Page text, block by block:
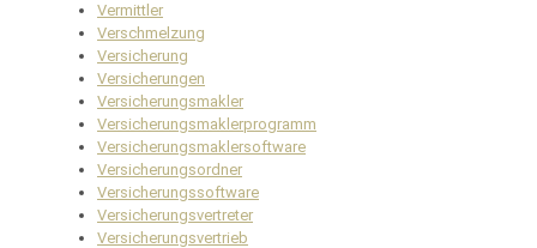
Vermittler
Verschmelzung
Versicherung
Versicherungen
Versicherungsmakler
Versicherungsmaklerprogramm
Versicherungsmaklersoftware
Versicherungsordner
Versicherungssoftware
Versicherungsvertreter
Versicherungsvertrieb